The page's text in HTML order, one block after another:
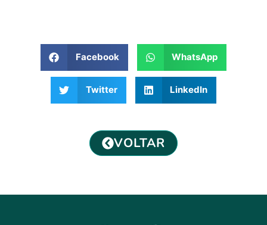
Facebook WhatsApp
Twitter LinkedIn
VOLTAR